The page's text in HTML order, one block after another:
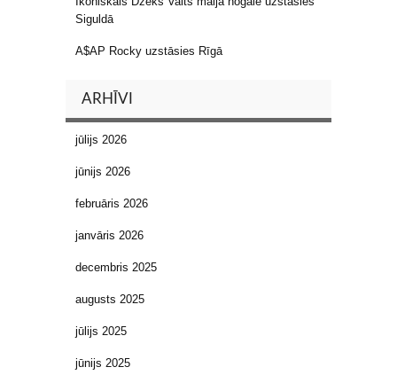
Siguldā
A$AP Rocky uzstāsies Rīgā
ARHĪVI
jūlijs 2026
jūnijs 2026
februāris 2026
janvāris 2026
decembris 2025
augusts 2025
jūlijs 2025
jūnijs 2025